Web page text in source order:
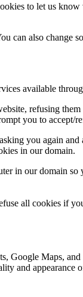
szentségeket
to let us
can also change
available
refusing
you to accept/
you again
in our domain.
in our domain
all cookies if
Google Maps,
and